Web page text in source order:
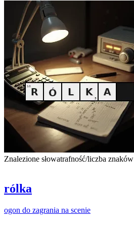
Znalezione słowatrafność/liczba znaków
rólka
ogon do zagrania na scenie